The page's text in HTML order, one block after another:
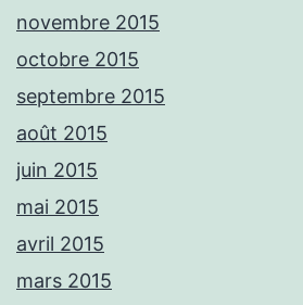
novembre 2015
octobre 2015
septembre 2015
août 2015
juin 2015
mai 2015
avril 2015
mars 2015